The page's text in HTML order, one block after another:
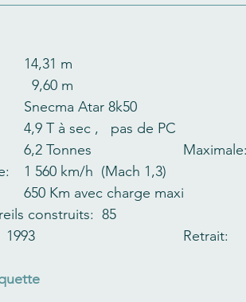
Longueur :   		14,31 m
Envergure:      		  9,60 m
Motorisation:     	Snecma Atar 8k50
Poussée:      		4,9 T à sec ,   pas de PC
Vitesse maximale:  	1 560 km/h  (Mach 1,3)
Rayon d’action:   	650 Km avec charge maxi
construits:  85